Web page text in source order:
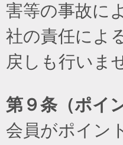
害等の事故に
社の責任によ
戻しも行いま
第９条（ポイ
会員がポイン